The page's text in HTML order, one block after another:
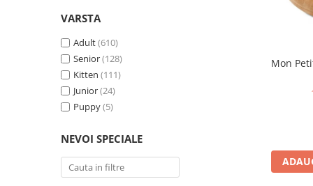
Brit Premium
Fresh Farm
Carpathian Pet Food
Lovely Hunter
Signature7
Brit Premium
VARSTA
Adult(610)
Senior(128)
Kitten (111)
Junior(24)
Puppy(5)
NEVOI SPECIALE
Mon